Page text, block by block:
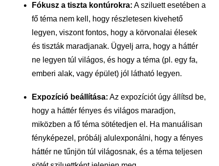
Fókusz a tiszta kontúrokra: A sziluett esetében a
fő téma nem kell, hogy részletesen kivehető
legyen, viszont fontos, hogy a körvonalai élesek
és tiszták maradjanak. Ügyelj arra, hogy a háttér
ne legyen túl világos, és hogy a téma (pl. egy fa,
emberi alak, vagy épület) jól látható legyen.
Expozíció beállítása: Az expozíciót úgy állítsd be,
hogy a háttér fényes és világos maradjon,
miközben a fő téma sötétedjen el. Ha manuálisan
fényképezel, próbálj alulexponálni, hogy a fényes
háttér ne tűnjön túl világosnak, és a téma teljesen